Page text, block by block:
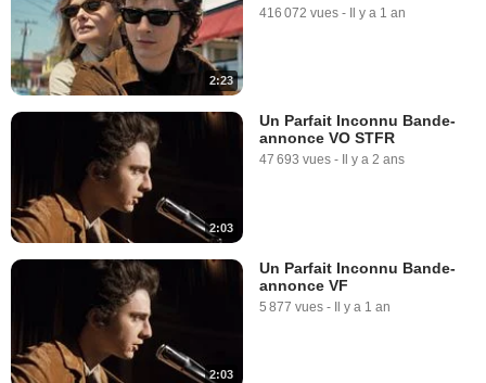
2:23
416 072 vues - Il y a 1 an
2:03
Un Parfait Inconnu Bande-
annonce VO STFR
47 693 vues - Il y a 2 ans
2:03
Un Parfait Inconnu Bande-
annonce VF
5 877 vues - Il y a 1 an